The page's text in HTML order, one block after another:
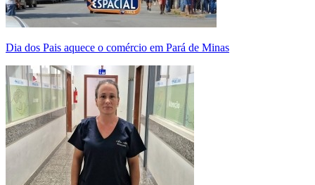
Dia dos Pais aquece o comércio em Pará de Minas